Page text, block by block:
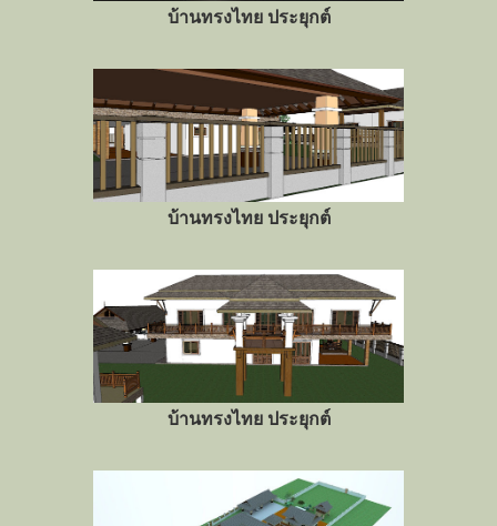
บ้านทรงไทย ประยุกต์
บ้านทรงไทย ประยุกต์
บ้านทรงไทย ประยุกต์